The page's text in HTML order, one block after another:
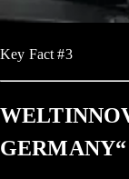
Key Fact #3
GERMANY“